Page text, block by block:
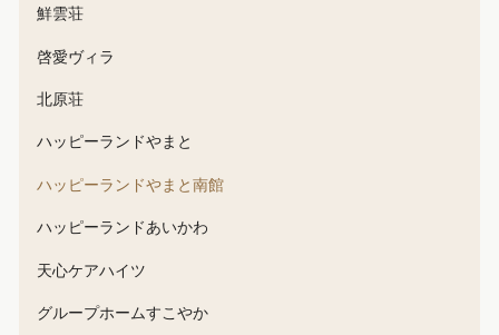
鮮雲荘
啓愛ヴィラ
北原荘
ハッピーランドやまと
ハッピーランドやまと南館
ハッピーランドあいかわ
天心ケアハイツ
グループホームすこやか